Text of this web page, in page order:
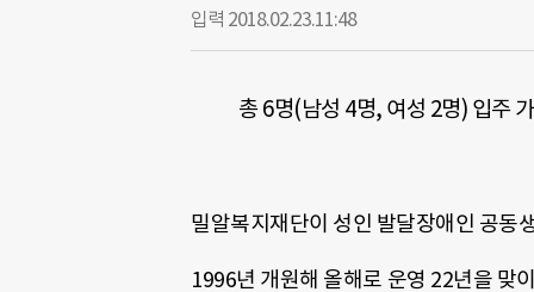
입력 2018.02.23.11:48
총 6명(남성 4명, 여성 2명) 입주
밀알복지재단이 성인 발달장애인 공동
1996년 개원해 올해로 운영 22년을 맞